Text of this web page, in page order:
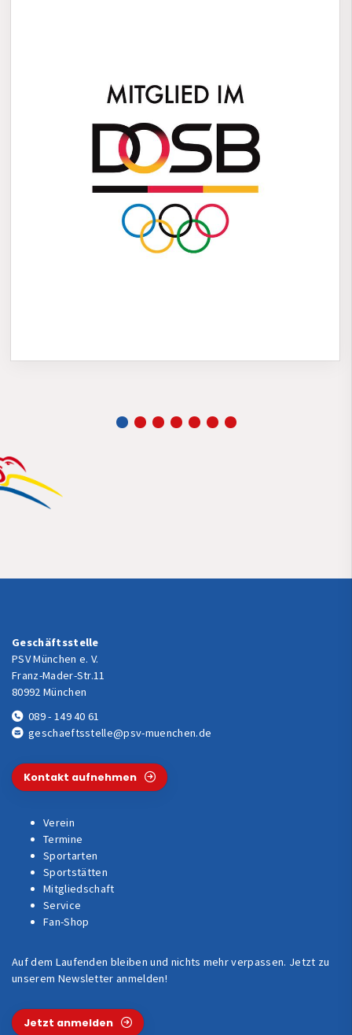
Geschäftsstelle
PSV München e. V.
Franz-Mader-Str.11
80992 München
089 - 149 40 61
geschaeftsstelle@psv-muenchen.de
Kontakt aufnehmen
Verein
Termine
Sportarten
Sportstätten
Mitgliedschaft
Service
Fan-Shop
Auf dem Laufenden bleiben und nichts mehr verpassen. Jetzt zu
unserem Newsletter anmelden!
Jetzt anmelden